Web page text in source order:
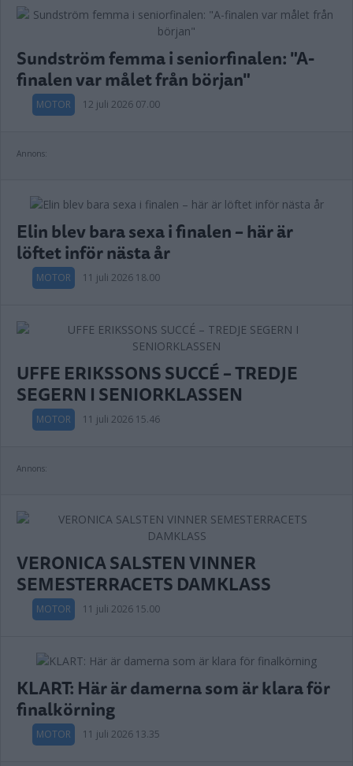
Sundström femma i seniorfinalen: "A-
finalen var målet från början"
MOTOR 12 juli 2026 07.00
Annons:
Elin blev bara sexa i finalen – här är
löftet inför nästa år
MOTOR 11 juli 2026 18.00
UFFE ERIKSSONS SUCCÉ – TREDJE
SEGERN I SENIORKLASSEN
MOTOR 11 juli 2026 15.46
Annons:
VERONICA SALSTEN VINNER
SEMESTERRACETS DAMKLASS
MOTOR 11 juli 2026 15.00
KLART: Här är damerna som är klara för
finalkörning
MOTOR 11 juli 2026 13.35